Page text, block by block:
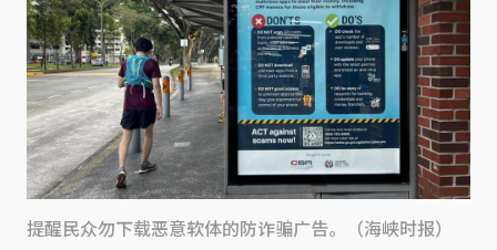
提醒民众勿下载恶意软体的防诈骗广告。（海峡时报）